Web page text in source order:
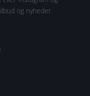
og nyheder.